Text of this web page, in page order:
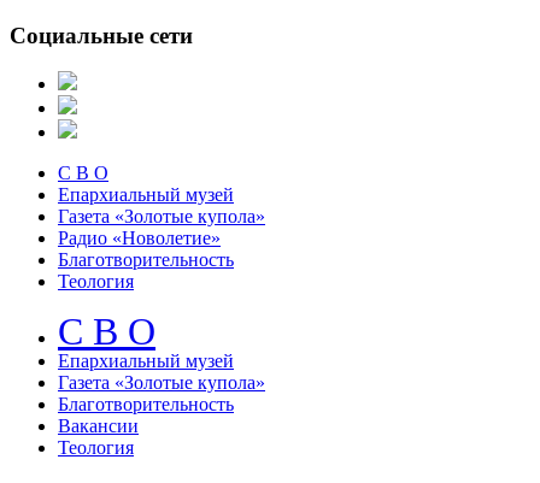
Социальные сети
С В О
Епархиальный музей
Газета «Золотые купола»
Радио «Новолетие»
Благотворительность
Теология
С В О
Епархиальный музeй
Газета «Золотые купола»
Благотворительность
Вакансии
Теология